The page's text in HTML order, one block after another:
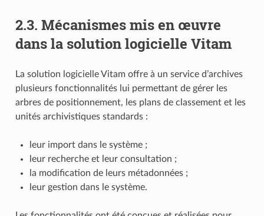
2.3. Mécanismes mis en œuvre
dans la solution logicielle Vitam
La solution logicielle Vitam offre à un service d’archives
plusieurs fonctionnalités lui permettant de gérer les
arbres de positionnement, les plans de classement et les
unités archivistiques standards :
leur import dans le système ;
leur recherche et leur consultation ;
la modification de leurs métadonnées ;
leur gestion dans le système.